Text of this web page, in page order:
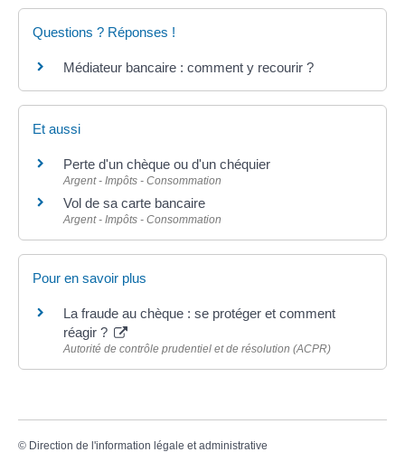
Questions ? Réponses !
Médiateur bancaire : comment y recourir ?
Et aussi
Perte d'un chèque ou d'un chéquier
Argent - Impôts - Consommation
Vol de sa carte bancaire
Argent - Impôts - Consommation
Pour en savoir plus
La fraude au chèque : se protéger et comment
réagir ?
Autorité de contrôle prudentiel et de résolution (ACPR)
© Direction de l'information légale et administrative